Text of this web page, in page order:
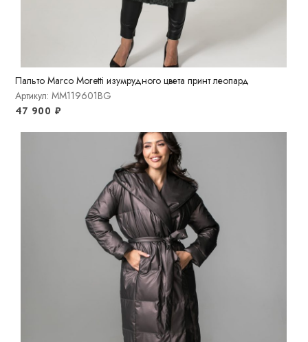
Пальто Marco Moretti изумрудного цвета принт леопард
Артикул: MM119601BG
47 900 ₽